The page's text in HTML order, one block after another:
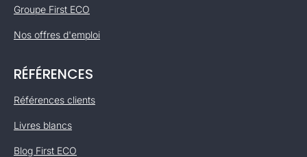
Groupe First ECO
Nos offres d'emploi
RÉFÉRENCES
Références clients
Livres blancs
Blog First ECO